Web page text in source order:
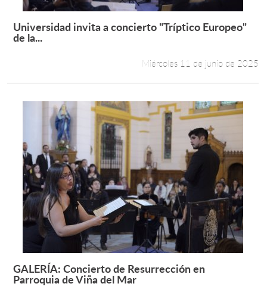
Leer más +
Universidad invita a concierto "Tríptico Europeo"
de la...
Miércoles 11 de junio de 2025
Leer más +
GALERÍA: Concierto de Resurrección en
Parroquia de Viña del Mar